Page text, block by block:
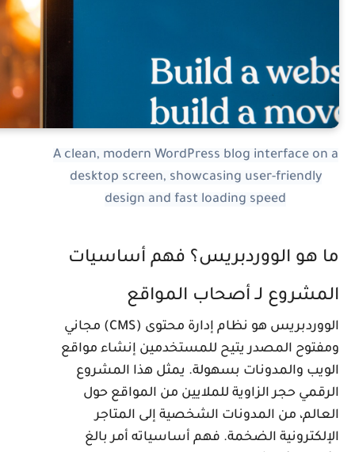
A clean, modern WordPress blog interface on
desktop screen, showcasing user-friendly
design and fast loading speed
هو الووردبريس؟ فهم أساسيات
لـ أصحاب المواقع
الووردبريس هو نظام إدارة محتوى (CMS) مجاني
المصدر يتيح للمستخدمين إنشاء مواقع
والمدونات بسهولة. يمثل هذا المشروع
حجر الزاوية للملايين من المواقع حول
من المدونات الشخصية إلى المتاجر
الضخمة. فهم أساسياته أمر بالغ